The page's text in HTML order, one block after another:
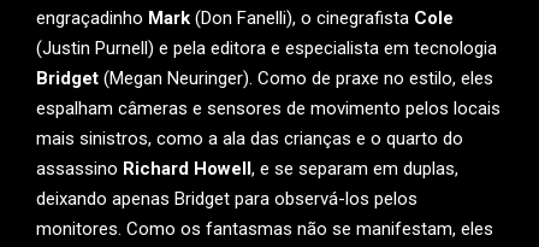
engraçadinho Mark (Don Fanelli), o cinegrafista Cole
(Justin Purnell) e pela editora e especialista em tecnologia
Bridget (Megan Neuringer). Como de praxe no estilo, eles
espalham câmeras e sensores de movimento pelos locais
mais sinistros, como a ala das crianças e o quarto do
assassino Richard Howell, e se separam em duplas,
deixando apenas Bridget para observá-los pelos
monitores. Como os fantasmas não se manifestam, eles